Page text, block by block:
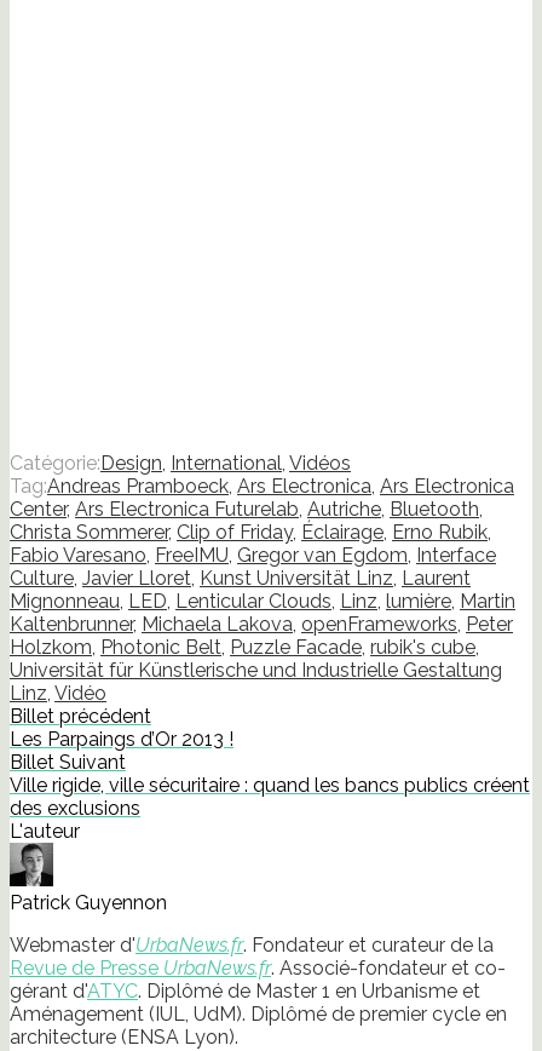
Catégorie: Design, International, Vidéos
Tag:Andreas Pramboeck, Ars Electronica, Ars Electronica
Center, Ars Electronica Futurelab, Autriche, Bluetooth,
Christa Sommerer, Clip of Friday, Éclairage, Erno Rubik,
Fabio Varesano, FreeIMU, Gregor van Egdom, Interface
Culture, Javier Lloret, Kunst Universität Linz, Laurent
Mignonneau, LED, Lenticular Clouds, Linz, lumière, Martin
Kaltenbrunner, Michaela Lakova, openFrameworks, Peter
Holzkom, Photonic Belt, Puzzle Facade, rubik's cube,
Universität für Künstlerische und Industrielle Gestaltung
Linz, Vidéo
Billet précédent
Les Parpaings d’Or 2013 !
Billet Suivant
Ville rigide, ville sécuritaire : quand les bancs publics créent
des exclusions
L'auteur
Patrick Guyennon
Webmaster d'UrbaNews.fr. Fondateur et curateur de la
Revue de Presse UrbaNews.fr. Associé-fondateur et co-
gérant d'ATYC. Diplômé de Master 1 en Urbanisme et
Aménagement (IUL, UdM). Diplômé de premier cycle en
architecture (ENSA Lyon).